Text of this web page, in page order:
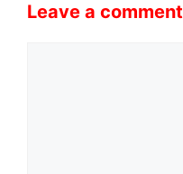
Leave a comment